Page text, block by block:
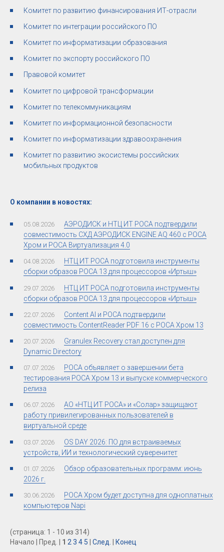
Комитет по развитию финансирования ИТ-отрасли
Комитет по интеграции российского ПО
Комитет по информатизации образования
Комитет по экспорту российского ПО
Правовой комитет
Комитет по цифровой трансформации
Комитет по телекоммуникациям
Комитет по информационной безопасности
Комитет по информатизации здравоохранения
Комитет по развитию экосистемы российских
мобильных продуктов
О компании в новостях:
05.08.2026
АЭРОДИСК и НТЦ ИТ РОСА подтвердили
совместимость СХД АЭРОДИСК ENGINE AQ 460 с РОСА
Хром и РОСА Виртуализация 4.0
04.08.2026
НТЦ ИТ РОСА подготовила инструменты
сборки образов РОСА 13 для процессоров «Иртыш»
29.07.2026
НТЦ ИТ РОСА подготовила инструменты
сборки образов РОСА 13 для процессоров «Иртыш»
22.07.2026
Content AI и РОСА подтвердили
совместимость ContentReader PDF 16 с РОСА Хром 13
20.07.2026
Granulex Recovery стал доступен для
Dynamic Directory
07.07.2026
РОСА объявляет о завершении бета
тестирования РОСА Хром 13 и выпуске коммерческого
релиза
06.07.2026
АО «НТЦ ИТ РОСА» и «Солар» защищают
работу привилегированных пользователей в
виртуальной среде
03.07.2026
OS DAY 2026: ПО для встраиваемых
устройств, ИИ и технологический суверенитет
01.07.2026
Обзор образовательных программ: июнь
2026 г.
30.06.2026
РОСА Хром будет доступна для одноплатных
компьютеров Napi
(страница: 1 - 10 из 314)
Начало | Пред. | 1 2 3 4 5 След. Конец